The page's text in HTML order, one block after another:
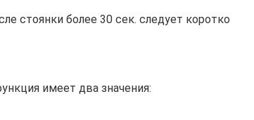
стоянки более 30 сек. следует коротко
имеет два значения: